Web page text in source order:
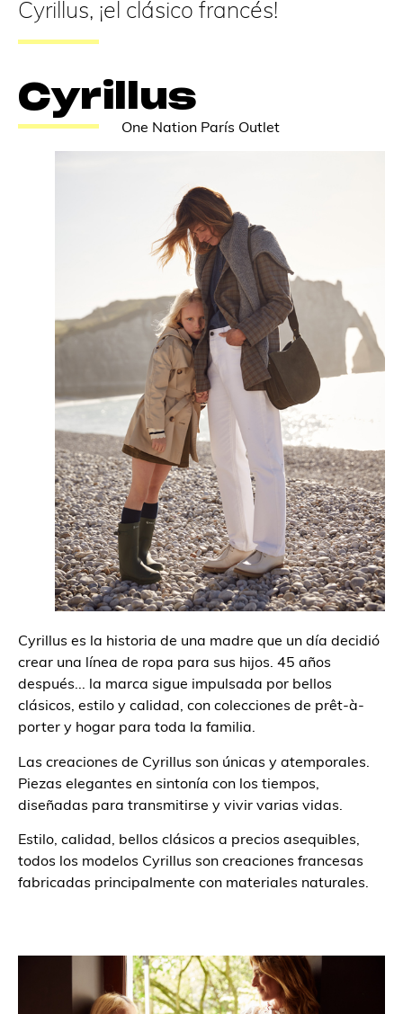
Cyrillus, ¡el clásico francés!
Cyrillus
One Nation París Outlet
Cyrillus es la historia de una madre que un día decidió
crear una línea de ropa para sus hijos. 45 años
después... la marca sigue impulsada por bellos
clásicos, estilo y calidad, con colecciones de prêt-à-
porter y hogar para toda la familia.
Las creaciones de Cyrillus son únicas y atemporales.
Piezas elegantes en sintonía con los tiempos,
diseñadas para transmitirse y vivir varias vidas.
Estilo, calidad, bellos clásicos a precios asequibles,
todos los modelos Cyrillus son creaciones francesas
fabricadas principalmente con materiales naturales.